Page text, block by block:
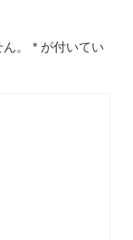
。 * が付いてい